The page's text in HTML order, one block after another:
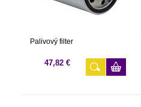
Palivový filter
47,82 €